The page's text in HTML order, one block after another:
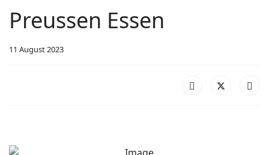
Preussen Essen
11 August 2023